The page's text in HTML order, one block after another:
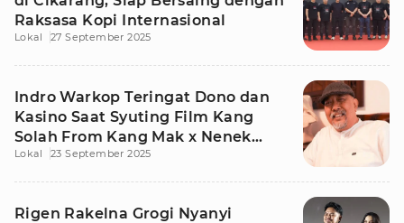
Raksasa Kopi Internasional
Lokal 27 September 2025
Indro Warkop Teringat Dono dan
Kasino Saat Syuting Film Kang
Solah From Kang Mak x Nenek
Gayung
Lokal 23 September 2025
Rigen Rakelna Grogi Nyanyi